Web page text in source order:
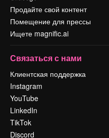
Продайте свой контент
Помещение для прессы
Ищете magnific.ai
Связаться с нами
Клиентская поддержка
Instagram
YouTube
LinkedIn
TikTok
Discord